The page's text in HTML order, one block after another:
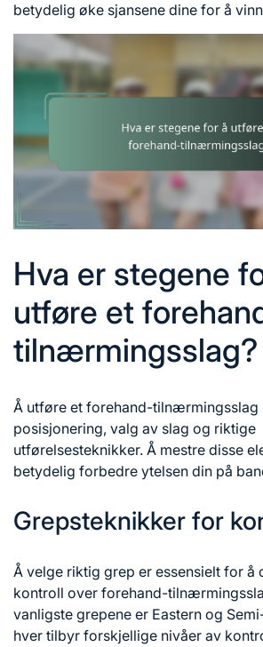
betydelig øke sjansene dine for å
Hva er stegene
utføre et
tilnærmingsslag?
Å utføre et forehand-tilnærmingsslag
posisjonering, valg av slag og riktige
utførelsesteknikker. Å mestre disse
betydelig forbedre ytelsen din på
Grepsteknikker for
Å velge riktig grep er essensielt for å
kontroll over forehand-
vanligste grepene er Eastern og
hver tilbyr forskjellige nivåer av